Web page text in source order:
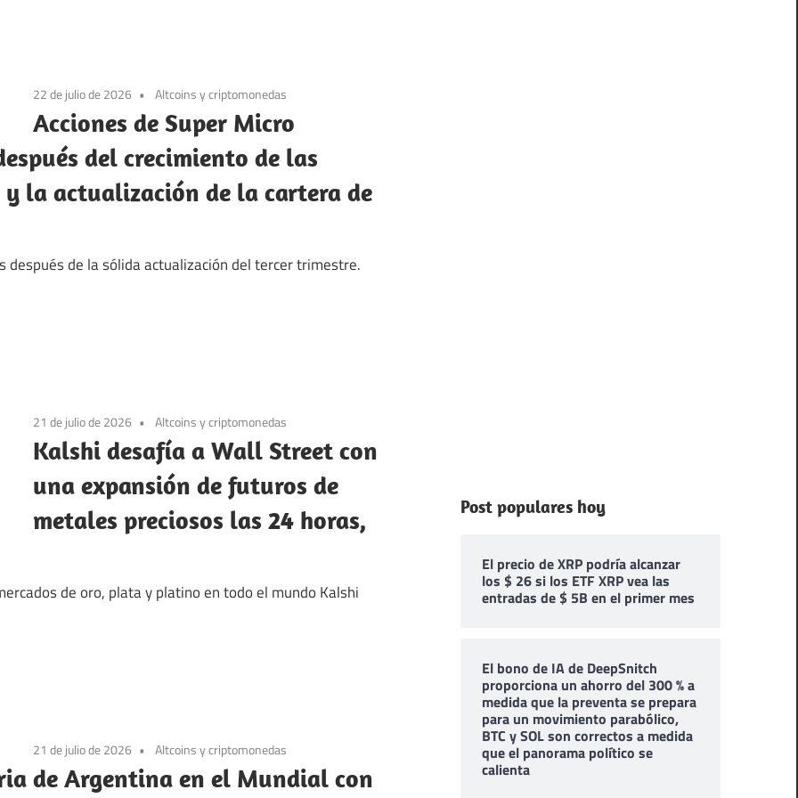
22 de julio de 2026 Altcoins y criptomonedas
Acciones de Super Micro
del crecimiento de las
la actualización de la cartera de
después de la sólida actualización del tercer trimestre.
21 de julio de 2026 Altcoins y criptomonedas
Kalshi desafía a Wall Street con
una expansión de futuros de
metales preciosos las 24 horas,
de oro, plata y platino en todo el mundo Kalshi
21 de julio de 2026 Altcoins y criptomonedas
de Argentina en el Mundial con
Post populares hoy
El precio de XRP podría alcanzar
los $ 26 si los ETF XRP vea las
entradas de $ 5B en el primer mes
El bono de IA de DeepSnitch
proporciona un ahorro del 300 % a
medida que la preventa se prepara
para un movimiento parabólico,
BTC y SOL son correctos a medida
que el panorama político se
calienta